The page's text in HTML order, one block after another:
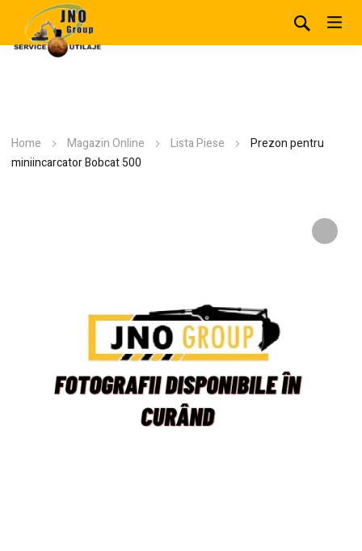
Home Magazin Online Lista Piese
Prezon pentru
miniincarcator Bobcat 500